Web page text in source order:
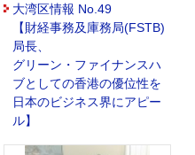
大湾区情報 No.49
【財経事務及庫務局(FSTB)
局長、
グリーン・ファイナンスハ
ブとしての香港の優位性を
日本のビジネス界にアピー
ル】